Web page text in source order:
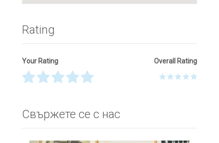
Rating
Your Rating Overall Rating
Your Name*
Свържете се с нас